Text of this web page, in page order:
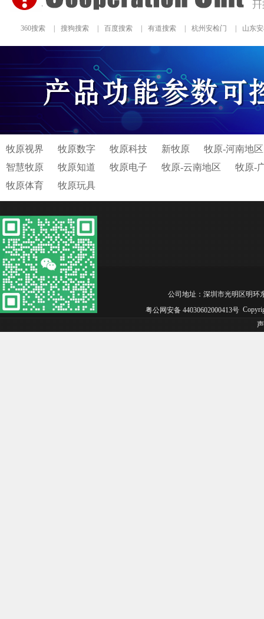
360搜索 搜狗搜索 百度搜索 有道搜索 杭州安检门 山东
牧原视界 牧原数字 牧原科技 新牧原
牧原-河南地区
智慧牧原
牧原知道 牧原电子 牧原-云南地区
牧原-
牧原体育
牧原玩具
公司地址：深圳市光明区明环
粤公网安备 44030602000413号